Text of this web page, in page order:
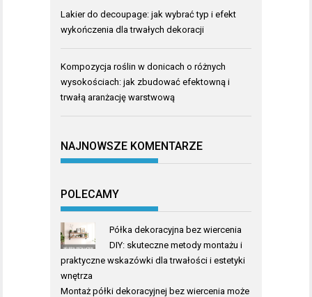
Lakier do decoupage: jak wybrać typ i efekt
wykończenia dla trwałych dekoracji
Kompozycja roślin w donicach o różnych
wysokościach: jak zbudować efektowną i
trwałą aranżację warstwową
NAJNOWSZE KOMENTARZE
POLECAMY
Półka dekoracyjna bez wiercenia
DIY: skuteczne metody montażu i
praktyczne wskazówki dla trwałości i estetyki
wnętrza
Montaż półki dekoracyjnej bez wiercenia może